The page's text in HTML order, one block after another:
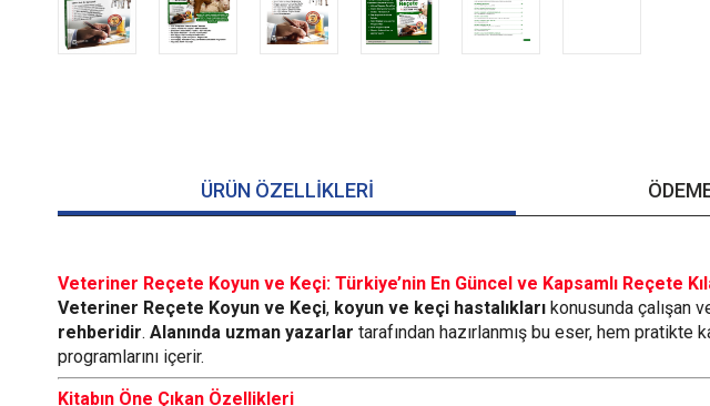
ÜRÜN ÖZELLIKLERI
Veteriner Reçete Koyun ve Keçi: Türkiye’nin En Güncel ve Kapsamlı Reçete
Veteriner Reçete Koyun ve Keçi, koyun ve keçi hastalıkları konusunda çalışan
rehberidir. Alanında uzman yazarlar tarafından hazırlanmış bu eser, hem pratikte
programlarını içerir.
Kitabın Öne Çıkan Özellikleri